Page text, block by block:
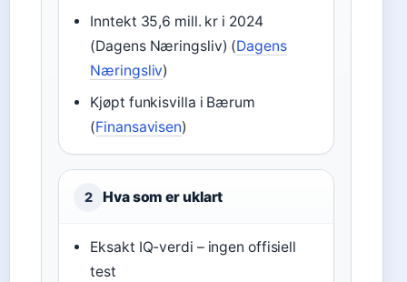
Inntekt 35,6 mill. kr i 2024
(Dagens Næringsliv) (Dagens
Næringsliv)
Kjøpt funkisvilla i Bærum
(Finansavisen)
2 Hva som er uklart
Eksakt IQ-verdi – ingen offisiell
test